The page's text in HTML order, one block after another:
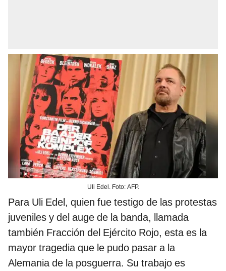
Uli Edel. Foto: AFP.
Para Uli Edel, quien fue testigo de las protestas
juveniles y del auge de la banda, llamada
también Fracción del Ejército Rojo, esta es la
mayor tragedia que le pudo pasar a la
Alemania de la posguerra. Su trabajo es